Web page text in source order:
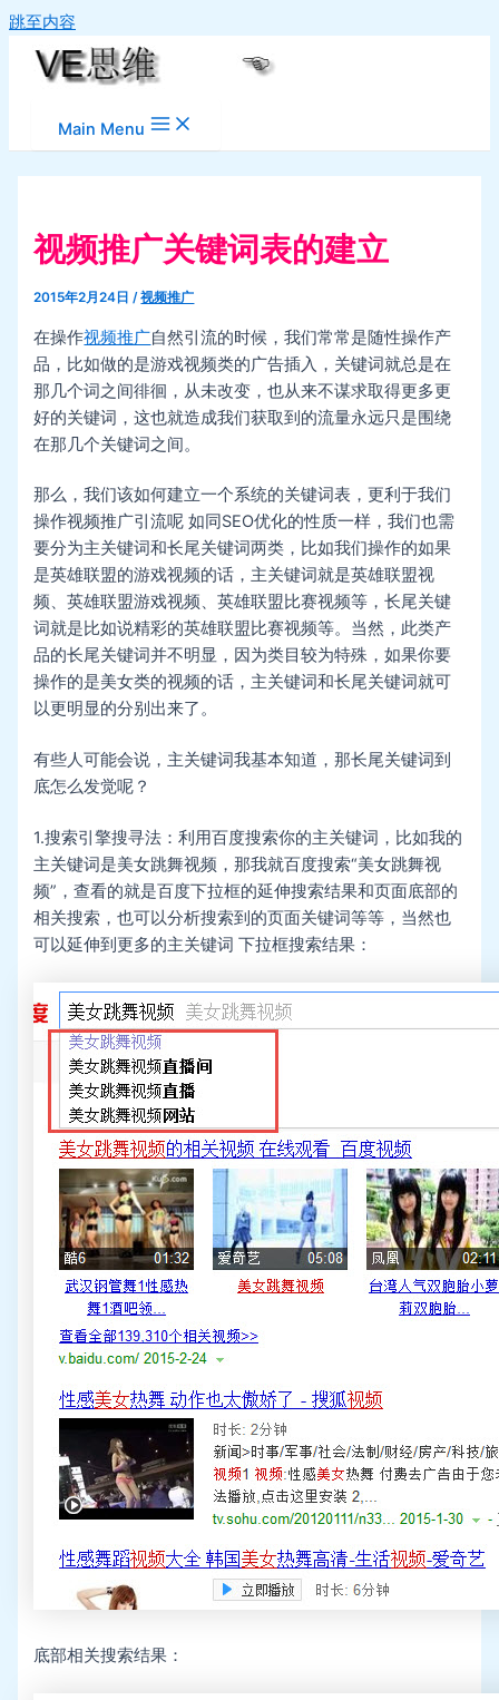
跳至内容
Main Menu
视频推广关键词表的建立
2015年2月24日/视频推广
在操作视频推广自然引流的时候，我们常常是随性操作产
品，比如做的是游戏视频类的广告插入，关键词就总是在
那几个词之间徘徊，从未改变，也从来不谋求取得更多更
好的关键词，这也就造成我们获取到的流量永远只是围绕
在那几个关键词之间。
那么，我们该如何建立一个系统的关键词表，更利于我们
操作视频推广引流呢 如同SEO优化的性质一样，我们也需
要分为主关键词和长尾关键词两类，比如我们操作的如果
是英雄联盟的游戏视频的话，主关键词就是英雄联盟视
频、英雄联盟游戏视频、英雄联盟比赛视频等，长尾关键
词就是比如说精彩的英雄联盟比赛视频等。当然，此类产
品的长尾关键词并不明显，因为类目较为特殊，如果你要
操作的是美女类的视频的话，主关键词和长尾关键词就可
以更明显的分别出来了。
有些人可能会说，主关键词我基本知道，那长尾关键词到
底怎么发觉呢？
1.搜索引擎搜寻法：利用百度搜索你的主关键词，比如我的
主关键词是美女跳舞视频，那我就百度搜索“美女跳舞视
频”，查看的就是百度下拉框的延伸搜索结果和页面底部的
相关搜索，也可以分析搜索到的页面关键词等等，当然也
可以延伸到更多的主关键词 下拉框搜索结果：
底部相关搜索结果：